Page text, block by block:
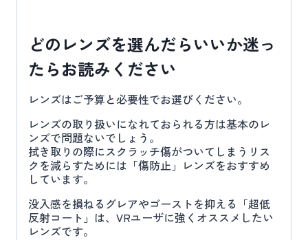
どのレンズを選んだらいいか迷っ
たらお読みください
レンズはご予算と必要性でお選びください。
レンズの取り扱いになれておられる方は基本のレ
ンズで問題ないでしょう。
拭き取りの際にスクラッチ傷がついてしまうリス
クを減らすためには「傷防止」レンズをおすすめ
しています。
没入感を損ねるグレアやゴーストを抑える「超低
反射コート」は、VRユーザに強くオススメしたい
レンズです。